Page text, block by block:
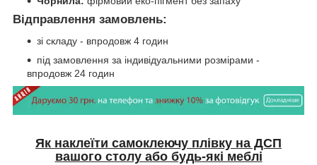
Відправлення замовлень:
зі складу - впродовж 4 годин
під замовлення за індивідуальними розмірами -
впродовж 24 годин
Як наклеїти самоклеючу плівку на ДСП
вашого столу або будь-які меблі